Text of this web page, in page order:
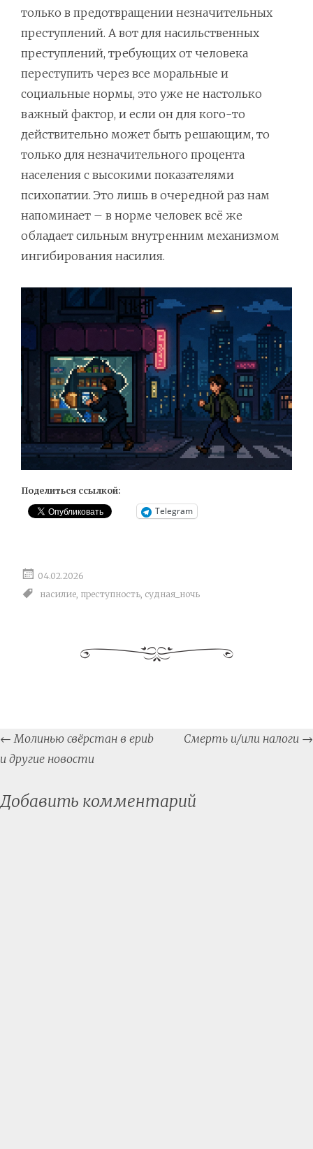
только в предотвращении незначительных
преступлений. А вот для насильственных
преступлений, требующих от человека
переступить через все моральные и
социальные нормы, это уже не настолько
важный фактор, и если он для кого-то
действительно может быть решающим, то
только для незначительного процента
населения с высокими показателями
психопатии. Это лишь в очередной раз нам
напоминает – в норме человек всё же
обладает сильным внутренним механизмом
ингибирования насилия.
Поделиться ссылкой:
Telegram
04.02.2026
насилие, преступность, судная_ночь
Post
navigation
← Молинью свёрстан в epub
и другие новости
Смерть и/или налоги →
Добавить комментарий